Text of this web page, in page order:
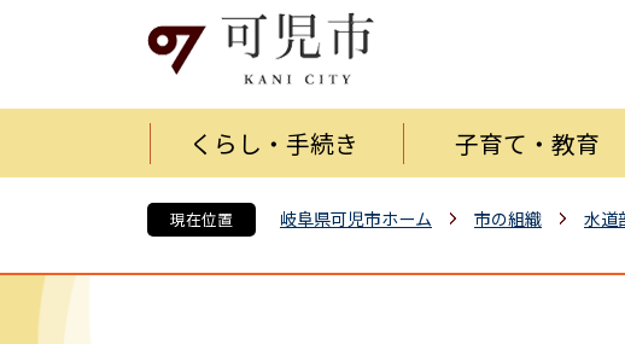
くらし・手続き 子育て・教育
現在位置 岐阜県可児市ホーム 市の組織 水道